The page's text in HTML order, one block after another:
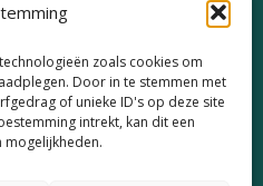
zoals cookies om
Door in te stemmen met
of unieke ID's op deze site
intrekt, kan dit een